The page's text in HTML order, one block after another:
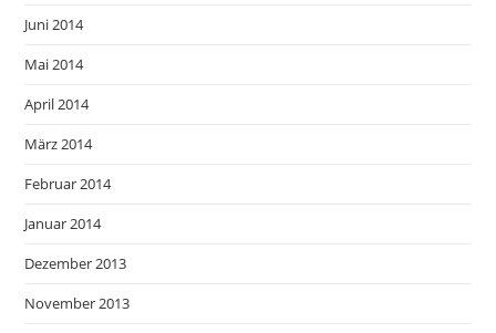
Juni 2014
Mai 2014
April 2014
März 2014
Februar 2014
Januar 2014
Dezember 2013
November 2013